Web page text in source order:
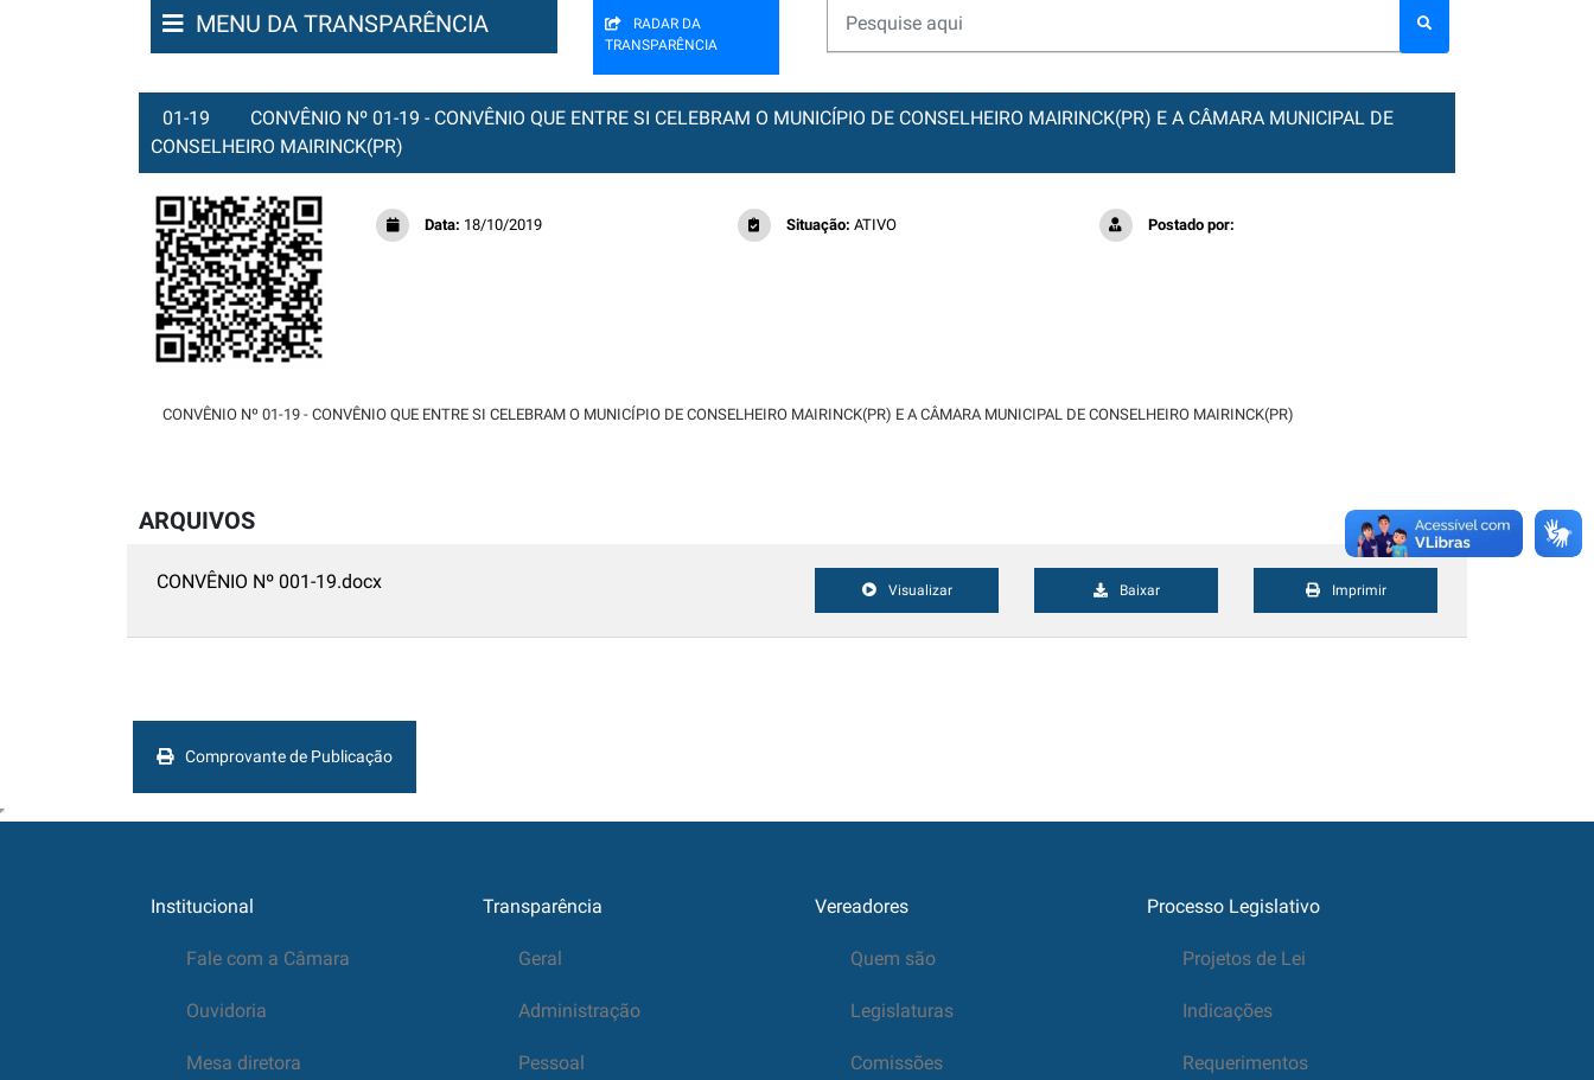
MENU DA TRANSPARÊNCIA
RADAR DA
TRANSPARÊNCIA
01-19
CONVÊNIO Nº 01-19 - CONVÊNIO QUE ENTRE SI CELEBRAM O MUNICÍPIO DE CONSELHEIRO MAIRINCK(PR) E A CÂMARA MUNICIPAL DE
CONSELHEIRO MAIRINCK(PR)
Data: 18/10/2019 Situação: ATIVO Postado por:
CONVÊNIO Nº 01-19 - CONVÊNIO QUE ENTRE SI CELEBRAM O MUNICÍPIO DE CONSELHEIRO MAIRINCK(PR) E A CÂMARA MUNICIPAL DE CONSELHEIRO MAIRINCK(PR)
ARQUIVOS
CONVÊNIO Nº 001-19.docx Visualizar Baixar Imprimir
Comprovante de Publicação
Institucional
Fale com a Câmara
Ouvidoria
Mesa diretora
Transparência
Geral
Administração
Pessoal
Vereadores
Quem são
Legislaturas
Comissões
Processo Legislativo
Projetos de Lei
Indicações
Requerimentos